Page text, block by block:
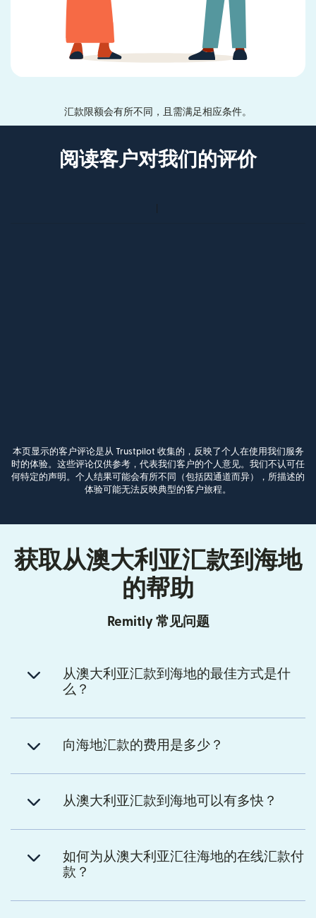
汇款限额会有所不同，且需满足相应条件。
阅读客户对我们的评价
本页显示的客户评论是从 Trustpilot 收集的，反映了个人在使用我们服务
时的体验。这些评论仅供参考，代表我们客户的个人意见。我们不认可任
何特定的声明。个人结果可能会有所不同（包括因通道而异），所描述的
体验可能无法反映典型的客户旅程。
获取从澳大利亚汇款到海地
的帮助
Remitly 常见问题
从澳大利亚汇款到海地的最佳方式是什
么？
向海地汇款的费用是多少？
从澳大利亚汇款到海地可以有多快？
如何为从澳大利亚汇往海地的在线汇款付
款？